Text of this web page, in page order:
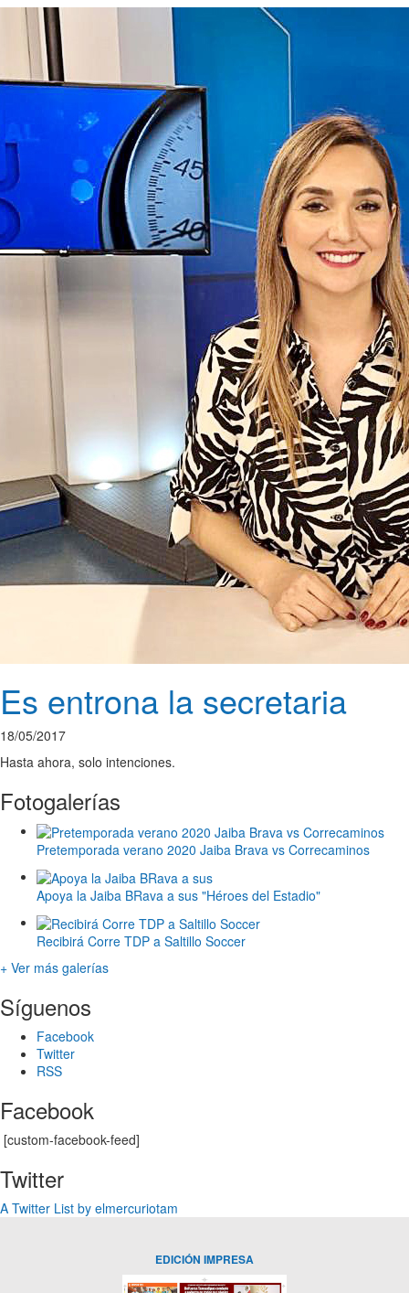
Es entrona la secretaria
18/05/2017
Hasta ahora, solo intenciones.
Fotogalerías
Pretemporada verano 2020 Jaiba Brava vs Correcaminos
Apoya la Jaiba BRava a sus "Héroes del Estadio"
Recibirá Corre TDP a Saltillo Soccer
+ Ver más galerías
Síguenos
Facebook
Twitter
RSS
Facebook
[custom-facebook-feed]
Twitter
A Twitter List by elmercuriotam
EDICIÓN IMPRESA